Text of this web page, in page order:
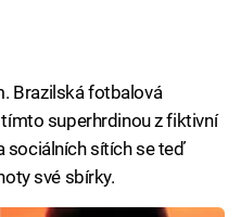
Brazilská fotbalová
superhrdinou z fiktivní
sociálních sítích se teď
své sbírky.